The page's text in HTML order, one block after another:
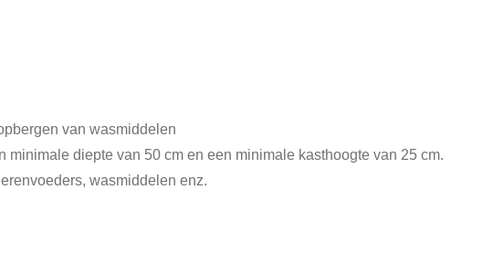
van wasmiddelen
minimale diepte van 50 cm en een minimale kasthoogte van 25 cm.
wasmiddelen enz.